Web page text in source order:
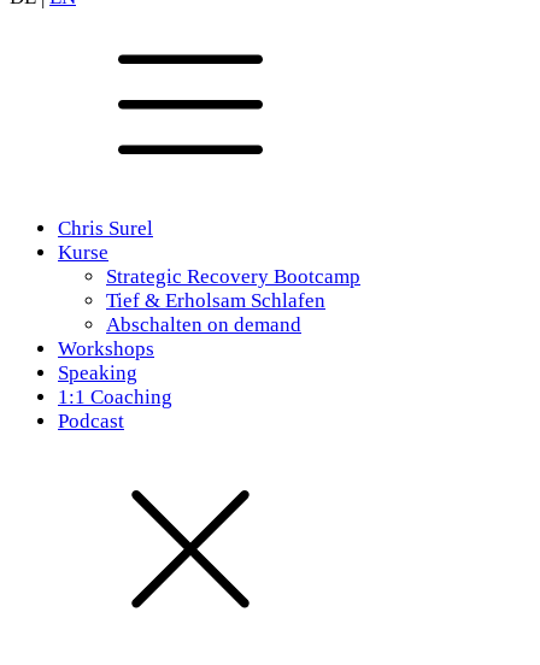
Chris Surel
Kurse
Strategic Recovery Bootcamp
Tief & Erholsam Schlafen
Abschalten on demand
Workshops
Speaking
1:1 Coaching
Podcast